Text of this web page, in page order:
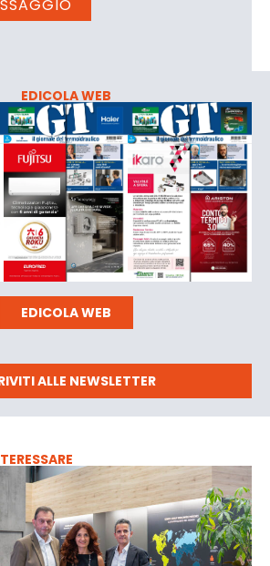
EDICOLA WEB
EDICOLA WEB
ALLE NEWSLETTER